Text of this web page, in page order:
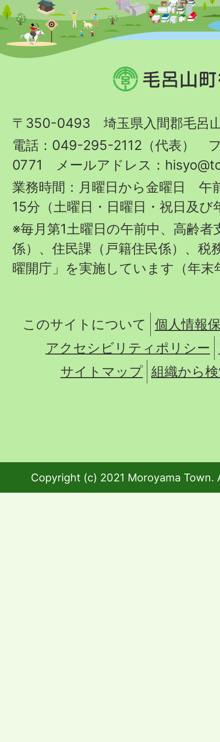
毛
呂
町
役
場
〒350-0493 埼玉県入間郡毛呂
電話：049-295-2112（代表）
0771 メールアドレス：
業務時間：月曜日から金曜日 午
15分（土曜日・日曜日・祝日及び
※毎月第1土曜日の午前中、高齢者
係）、住民課（戸籍住民係）、税
曜開庁」を実施しています（年末
このサイトについて
個人情報
アクセシビリティポリシー
サイトマップ 組織から
Copyright (c) 2021 Moroyama Town.